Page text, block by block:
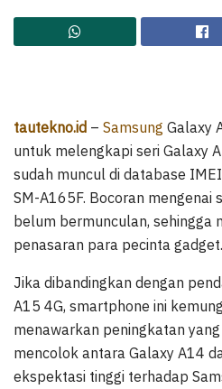
tautekno.id – Samsung Galaxy
untuk melengkapi seri Galaxy A
sudah muncul di database
SM-A165F. Bocoran mengenai
belum bermunculan, sehingga
penasaran para pecinta gadget.
Jika dibandingkan dengan
A15 4G, smartphone ini
menawarkan peningkatan
mencolok antara Galaxy A14
ekspektasi tinggi terhadap